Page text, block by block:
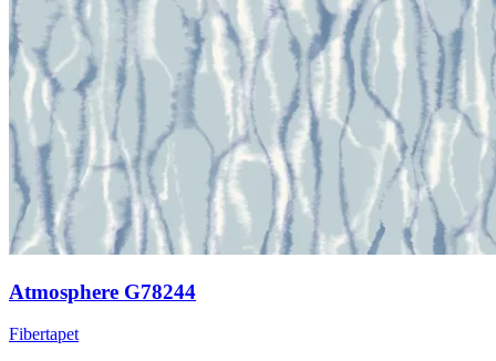
Atmosphere G78244
Fibertapet